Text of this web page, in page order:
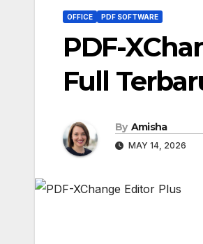
OFFICE PDF SOFTWARE
PDF-
Full
By Amisha
MAY 14, 2026